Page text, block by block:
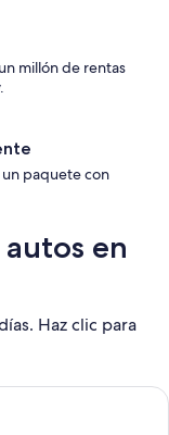
millón de rentas
paquete con
en
Haz clic para